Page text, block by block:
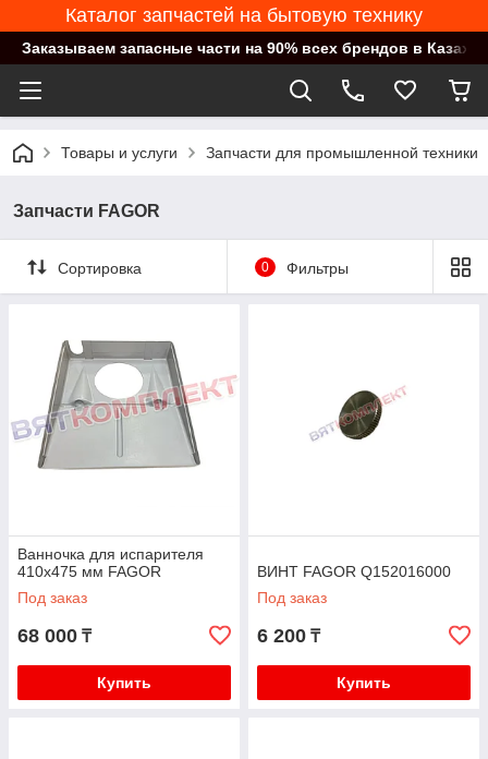
Каталог запчастей на бытовую технику
Заказываем запасные части на 90% всех брендов в
Товары и услуги Запчасти для промышленной техники
Запчасти FAGOR
Сортировка 0 Фильтры
Ванночка для испарителя
410x475 мм FAGOR
Под заказ
68 000 ₸
Купить
ВИНТ FAGOR Q152016000
Под заказ
6 200 ₸
Купить